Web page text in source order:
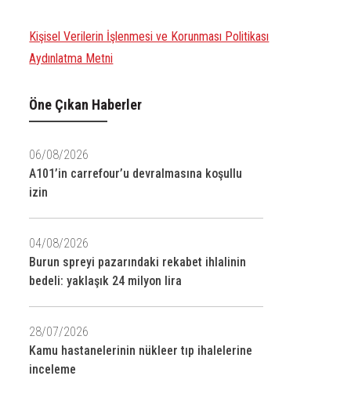
Kişisel Verilerin İşlenmesi ve Korunması Politikası
Aydınlatma Metni
Öne Çıkan Haberler
06/08/2026
A101’in carrefour’u devralmasına koşullu
izin
04/08/2026
Burun spreyi pazarındaki rekabet ihlalinin
bedeli: yaklaşık 24 milyon lira
28/07/2026
Kamu hastanelerinin nükleer tıp ihalelerine
inceleme